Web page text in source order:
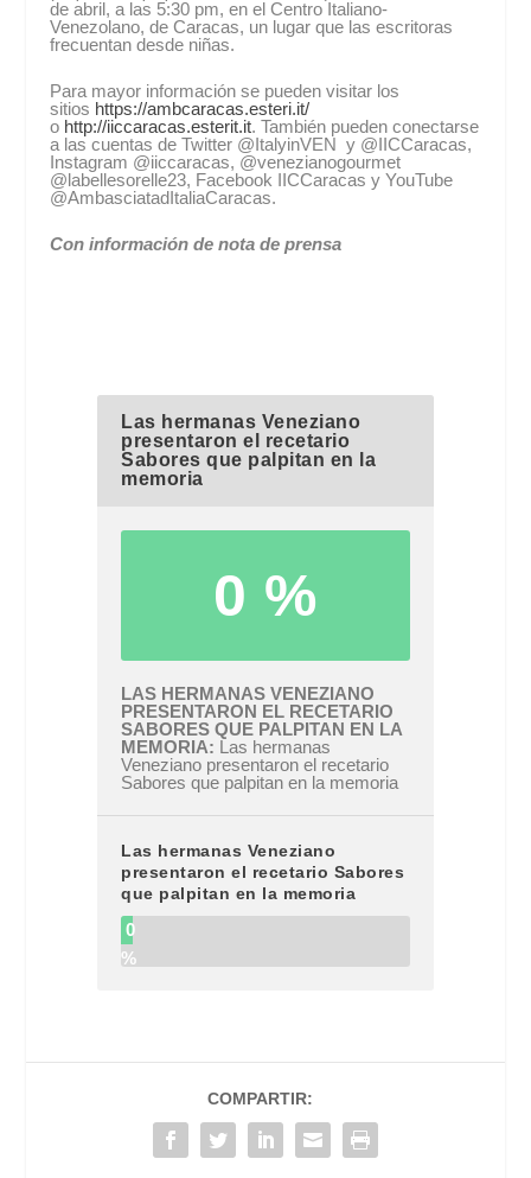
de abril, a las 5:30 pm, en el Centro Italiano-
Venezolano, de Caracas, un lugar que las escritoras
frecuentan desde niñas.
Para mayor información se pueden visitar los
sitios https://ambcaracas.esteri.it/
o http://iiccaracas.esterit.it. También pueden conectarse
a las cuentas de Twitter @ItalyinVEN y @IICCaracas,
Instagram @iiccaracas, @venezianogourmet
@labellesorelle23, Facebook IICCaracas y YouTube
@AmbasciatadItaliaCaracas.
Con información de nota de prensa
Las hermanas Veneziano
presentaron el recetario
Sabores que palpitan en la
memoria
0 %
LAS HERMANAS VENEZIANO
PRESENTARON EL RECETARIO
SABORES QUE PALPITAN EN LA
MEMORIA
Las hermanas
Veneziano presentaron el recetario
Sabores que palpitan en la memoria
Las hermanas Veneziano
presentaron el recetario Sabores
que palpitan en la memoria
0
%
COMPARTIR: